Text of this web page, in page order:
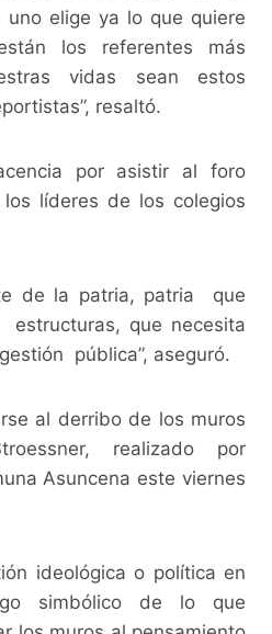
uno elige ya lo que quiere
los referentes más
vidas sean estos
resaltó.
por asistir al foro
líderes de los colegios
de la patria, patria que
estructuras, que necesita
pública”, aseguró.
al derribo de los muros
realizado por
Asuncena este viernes
ideológica o política en
simbólico de lo que